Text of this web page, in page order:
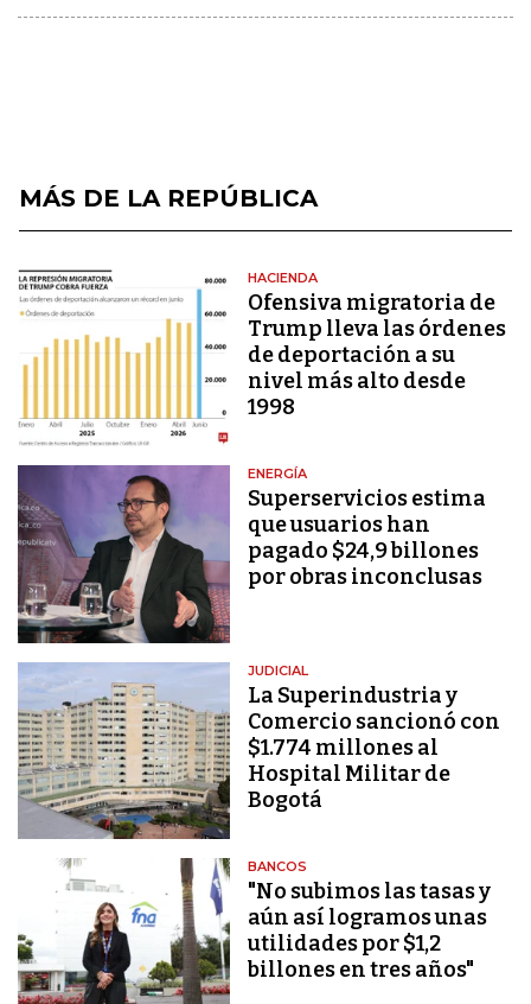
MÁS DE LA REPÚBLICA
HACIENDA
Ofensiva migratoria de
Trump lleva las órdenes
de deportación a su
nivel más alto desde
1998
ENERGÍA
Superservicios estima
que usuarios han
pagado $24,9 billones
por obras inconclusas
JUDICIAL
La Superindustria y
Comercio sancionó con
$1.774 millones al
Hospital Militar de
Bogotá
BANCOS
"No subimos las tasas y
aún así logramos unas
utilidades por $1,2
billones en tres años"